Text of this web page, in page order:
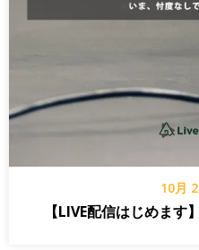
10月
【LIVE配信はじめま